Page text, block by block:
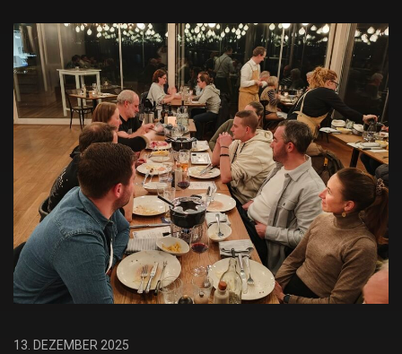
13. DEZEMBER 2025